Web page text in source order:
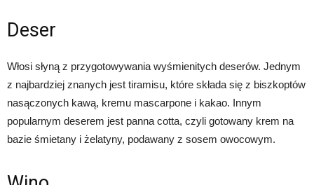
Deser
Włosi słyną z przygotowywania wyśmienitych deserów. Jednym
z najbardziej znanych jest tiramisu, które składa się z biszkoptów
nasączonych kawą, kremu mascarpone i kakao. Innym
popularnym deserem jest panna cotta, czyli gotowany krem na
bazie śmietany i żelatyny, podawany z sosem owocowym.